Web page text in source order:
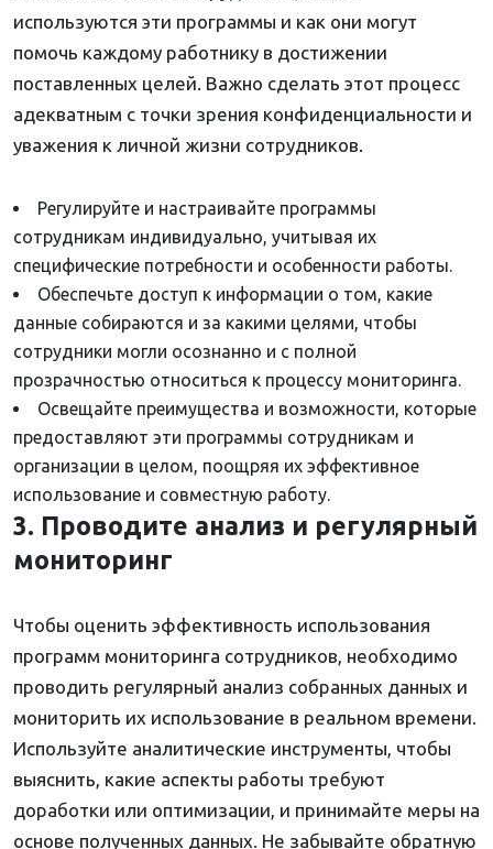
используются эти программы и как они могут
помочь каждому работнику в достижении
поставленных целей. Важно сделать этот процесс
адекватным с точки зрения конфиденциальности и
уважения к личной жизни сотрудников.
Регулируйте и настраивайте программы
сотрудникам индивидуально, учитывая их
специфические потребности и особенности работы.
Обеспечьте доступ к информации о том, какие
данные собираются и за какими целями, чтобы
сотрудники могли осознанно и с полной
прозрачностью относиться к процессу мониторинга.
Освещайте преимущества и возможности, которые
предоставляют эти программы сотрудникам и
организации в целом, поощряя их эффективное
использование и совместную работу.
3. Проводите анализ и регулярный
мониторинг
Чтобы оценить эффективность использования
программ мониторинга сотрудников, необходимо
проводить регулярный анализ собранных данных и
мониторить их использование в реальном времени.
Используйте аналитические инструменты, чтобы
выяснить, какие аспекты работы требуют
доработки или оптимизации, и принимайте меры на
основе полученных данных. Не забывайте обратную